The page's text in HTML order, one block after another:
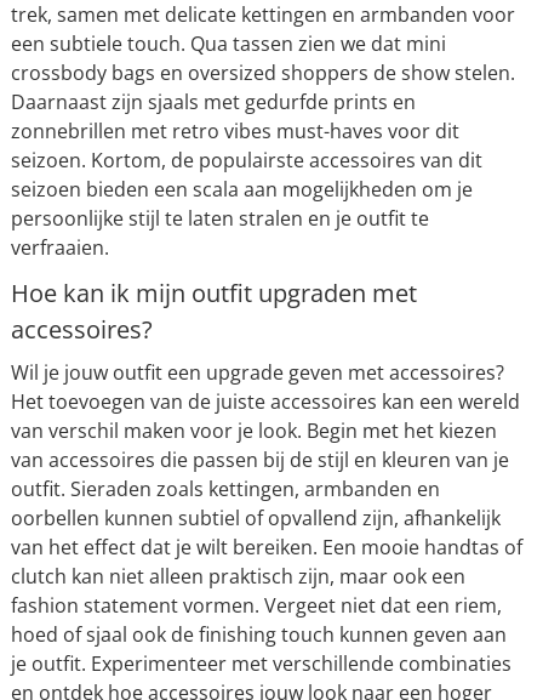
trek, samen met delicate kettingen en armbanden voor
een subtiele touch. Qua tassen zien we dat mini
crossbody bags en oversized shoppers de show stelen.
Daarnaast zijn sjaals met gedurfde prints en
zonnebrillen met retro vibes must-haves voor dit
seizoen. Kortom, de populairste accessoires van dit
seizoen bieden een scala aan mogelijkheden om je
persoonlijke stijl te laten stralen en je outfit te
verfraaien.
Hoe kan ik mijn outfit upgraden met
accessoires?
Wil je jouw outfit een upgrade geven met accessoires?
Het toevoegen van de juiste accessoires kan een wereld
van verschil maken voor je look. Begin met het kiezen
van accessoires die passen bij de stijl en kleuren van je
outfit. Sieraden zoals kettingen, armbanden en
oorbellen kunnen subtiel of opvallend zijn, afhankelijk
van het effect dat je wilt bereiken. Een mooie handtas of
clutch kan niet alleen praktisch zijn, maar ook een
fashion statement vormen. Vergeet niet dat een riem,
hoed of sjaal ook de finishing touch kunnen geven aan
je outfit. Experimenteer met verschillende combinaties
en ontdek hoe accessoires jouw look naar een hoger